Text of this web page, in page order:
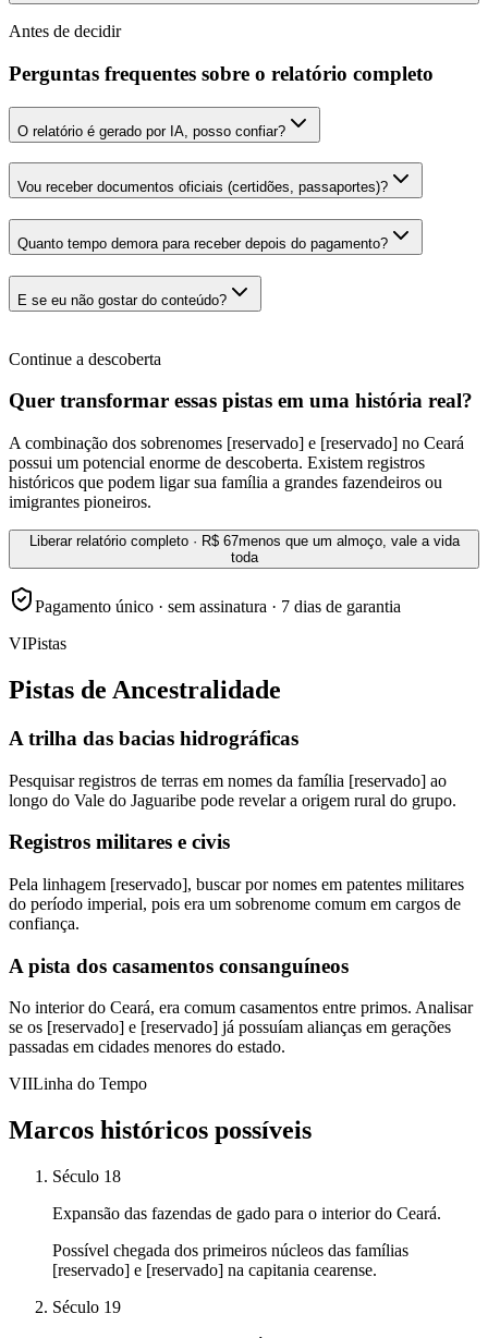
Antes de decidir
Perguntas frequentes sobre o relatório completo
O relatório é gerado por IA, posso confiar?
Vou receber documentos oficiais (certidões, passaportes)?
Quanto tempo demora para receber depois do pagamento?
E se eu não gostar do conteúdo?
Continue a descoberta
Quer transformar essas pistas em uma história real?
A combinação dos sobrenomes [reservado] e [reservado] no Ceará
possui um potencial enorme de descoberta. Existem registros
históricos que podem ligar sua família a grandes fazendeiros ou
imigrantes pioneiros.
Liberar relatório completo · R$ 67menos que um almoço, vale a vida
toda
Pagamento único · sem assinatura · 7 dias de garantia
VIPistas
Pistas de Ancestralidade
A trilha das bacias hidrográficas
Pesquisar registros de terras em nomes da família [reservado] ao
longo do Vale do Jaguaribe pode revelar a origem rural do grupo.
Registros militares e civis
Pela linhagem [reservado], buscar por nomes em patentes militares
do período imperial, pois era um sobrenome comum em cargos de
confiança.
A pista dos casamentos consanguíneos
No interior do Ceará, era comum casamentos entre primos. Analisar
se os [reservado] e [reservado] já possuíam alianças em gerações
passadas em cidades menores do estado.
VIILinha do Tempo
Marcos históricos possíveis
Século 18
Expansão das fazendas de gado para o interior do Ceará.
Possível chegada dos primeiros núcleos das famílias
[reservado] e [reservado] na capitania cearense.
Século 19